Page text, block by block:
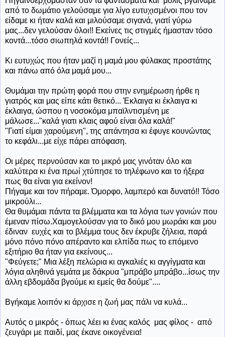
από το δωμάτιο γελούσαμε για λίγο ευτυχισμένοι που τον
είδαμε κι ήταν καλά και μιλούσαμε σιγανά, γιατί γύρω
μας...δεν γελούσαν όλοι!! Εκείνες τις στιγμές ήμασταν τόσο
κοντά...τόσο σιωπηλά κοντά!! Γονείς...
Κι ευτυχώς που ήταν μαζί η μαμά μου φύλακας προστάτης
και πάνω από όλα μαμά μου...
Θυμάμαι την πρώτη φορά που στην ενημέρωση ήρθε η
γιατρός και μας είπε κάτι θετικό... Έκλαιγα κι έκλαιγα κι
έκλαιγα, ώσπου η νοσοκόμα μπαϊλντισμένη με
μάλωσε..."καλά γιατι κλαις αφού είναι όλα καλά!"
"Γιατί είμαι χαρούμενη", της απάντησα κι έφυγε κουνώντας
το κεφάλι...με είχε πάρει απόφαση.
Οι μέρες περνούσαν και το μικρό μας γινόταν όλο και
καλύτερα κι ένα πρωί χτύπησε το τηλέφωνο και το ήξερα
πως θα είναι για εκείνον!
Πήγαμε και τον πήραμε. Όμορφο, λαμπερό και δυνατό!! Τόσο
μικρούλι...
Θα θυμάμαι πάντα τα βλέμματα και τα λόγια των γονιών που
έμεναν πίσω.Χαμογελούσαν για το δικό μου μωράκι και μου
έδιναν ευχές και το βλέμμα τους δεν έκρυβε ζήλεια, παρά
μόνο πόνο πόνο απέραντο και ελπίδα πως το επόμενο
εξιτήριο θα ήταν για εκείνους...
"Φεύγετε;" Μια λέξη πελώρια κι αγκαλιές κι αγγίγματα και
λόγια αληθινά γεμάτα με δάκρυα "μπράβο μπράβο...ίσως την
άλλη εβδομάδα βγούμε κι εμείς θα δούμε"....
Βγήκαμε λοιπόν κι άρχισε η ζωή μας πάλι να κυλά...
Αυτός ο μικρός - όπως λέει κι ένας καλός μας φίλος - από
ζευγάρι με παιδί, μας έκανε οικογένεια!